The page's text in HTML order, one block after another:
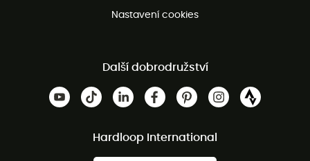
Nastavení cookies
Další dobrodružství
Hardloop International